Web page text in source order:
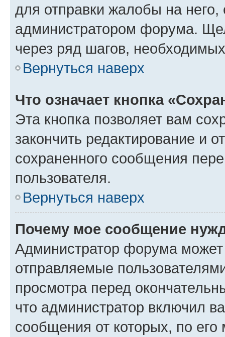
для отправки жалобы на
администратором форума.
через ряд шагов,
Вернуться наверх
Что означает кнопка
Эта кнопка позволяет вам
закончить редактирование и
сохраненного сообщения
пользователя.
Вернуться наверх
Почему мое сообщение
Администратор форума
отправляемые
просмотра перед
что администратор включил
сообщения от которых, по